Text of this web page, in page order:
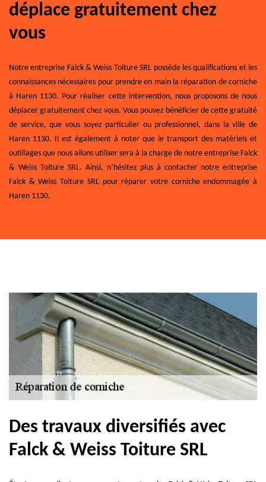
déplace gratuitement chez
vous
Notre entreprise Falck & Weiss Toiture SRL possède les qualifications et les
connaissances nécessaires pour prendre en main la réparation de corniche
à Haren 1130. Pour réaliser cette intervention, nous proposons de nous
déplacer gratuitement chez vous. Vous pouvez bénéficier de cette gratuité
de service, que vous soyez particulier ou professionnel, dans la ville de
Haren 1130. Il est également à noter que le transport des matériels et
outillages que nous allons utiliser sera à la charge de notre entreprise Falck
& Weiss Toiture SRL. Ainsi, n’hésitez plus à contacter notre entreprise
Falck & Weiss Toiture SRL pour réparer votre corniche endommagée à
Haren 1130.
Des travaux diversifiés avec
Falck & Weiss Toiture SRL